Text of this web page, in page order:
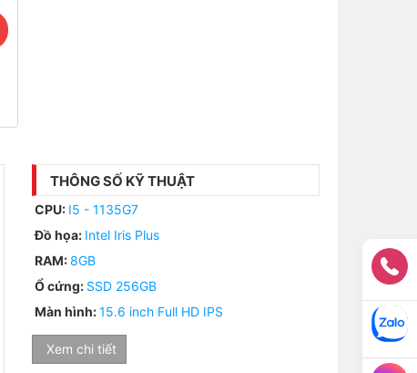
THÔNG SỐ KỸ THUẬT
CPU: I5 - 1135G7
Đồ họa: Intel Iris Plus
RAM:8GB
Ổ cứng: SSD 256GB
Màn hình:15.6 inch Full HD IPS
Xem chi tiết